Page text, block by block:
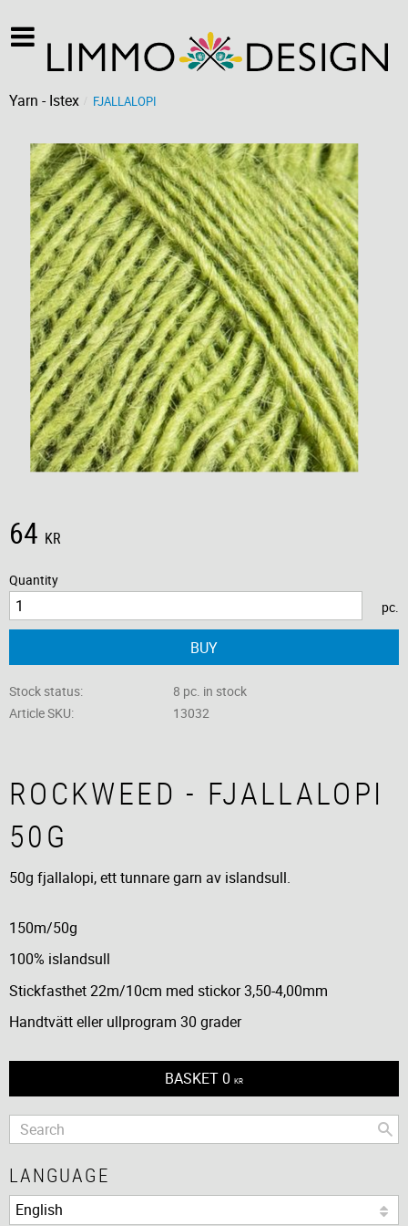
Yarn - Istex FJALLALOPI
64 KR
Quantity
pc.
BUY
Stock status
8 pc. in stock
Article SKU
13032
ROCKWEED - FJALLALOPI
50G
50g fjallalopi, ett tunnare garn av islandsull.
150m/50g
100% islandsull
Stickfasthet 22m/10cm med stickor 3,50-4,00mm
Handtvätt eller ullprogram 30 grader
BASKET 0 KR
LANGUAGE